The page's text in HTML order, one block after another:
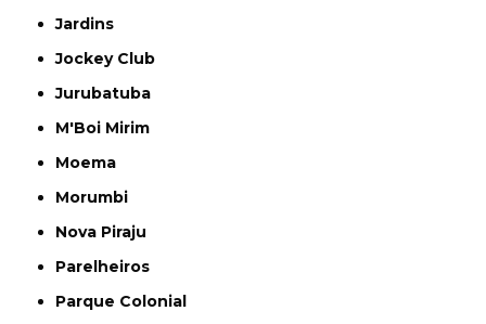
Jardins
Jockey Club
Jurubatuba
M'Boi Mirim
Moema
Morumbi
Nova Piraju
Parelheiros
Parque Colonial